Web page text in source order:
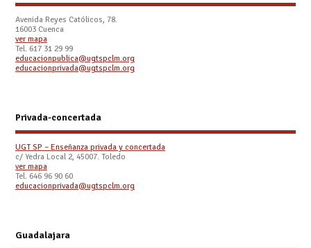
Avenida Reyes Católicos, 78.
16003 Cuenca
ver mapa
Tel. 617 31 29 99
educacionpublica@ugtspclm.org
educacionprivada@ugtspclm.org
Privada-concertada
UGT SP – Enseñanza privada y concertada
c/ Yedra Local 2, 45007. Toledo
ver mapa
Tel. 646 96 90 60
educacionprivada@ugtspclm.org
Guadalajara